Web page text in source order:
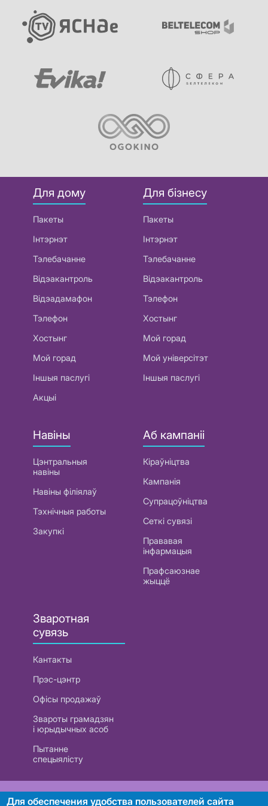
Для дому
Пакеты
Інтэрнэт
Тэлебачанне
Відэакантроль
Відэадамафон
Тэлефон
Хостынг
Мой горад
Іншыя паслугі
Акцыі
Для бізнесу
Пакеты
Інтэрнэт
Тэлебачанне
Відэакантроль
Тэлефон
Хостынг
Мой горад
Мой універсітэт
Іншыя паслугі
Навіны
Цэнтральныя
навіны
Навіны філіялаў
Тэхнічныя работы
Закупкі
Аб кампаніі
Кіраўніцтва
Кампанія
Супрацоўніцтва
Сеткі сувязі
Прававая
інфармацыя
Прафсаюзнае
жыццё
Зваротная
сувязь
Кантакты
Прэс-цэнтр
Офісы продажаў
Звароты грамадзян
і юрыдычных асоб
Пытанне
спецыялісту
РУП «Белтэлекам». УНП 101007741
Для обеспечения удобства пользователей сайта